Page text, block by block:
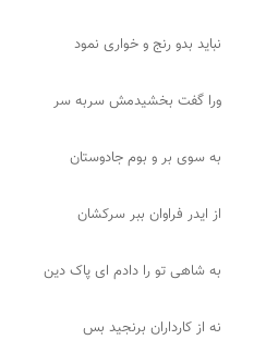
نباید بدو رنج و خواری نمود
ورا گفت بخشیدمش سربه سر
به سوی بر و بوم جادوستان
از ایدر فراوان ببر سرکشان
به شاهی تو را دادم ای پاک دین
نه از کارداران برنجید بس